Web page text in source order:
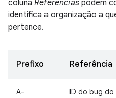
coluna Referências podem
identifica a organização a
pertence.
Prefixo Referência
A- ID do bug do